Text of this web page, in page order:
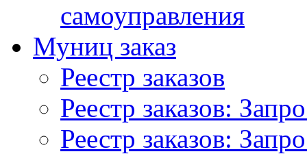
самоуправления
Муниц заказ
Реестр заказов
Реестр заказов:
Реестр заказов: